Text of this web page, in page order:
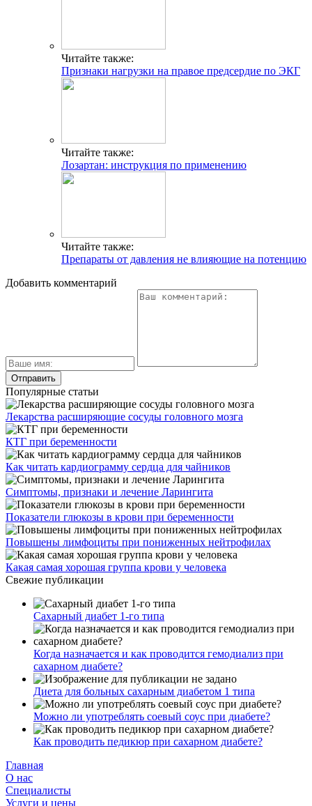
Читайте также:
Признаки нагрузки на правое предсердие по ЭКГ
Читайте также:
Лозартан: инструкция по применению
Читайте также:
Препараты от давления не влияющие на потенцию
Добавить комментарий
Популярные статьи
Лекарства расширяющие сосуды головного мозга
КТГ при беременности
Как читать кардиограмму сердца для чайников
Симптомы, признаки и лечение Ларингита
Показатели глюкозы в крови при беременности
Повышены лимфоциты при пониженных нейтрофилах
Какая самая хорошая группа крови у человека
Свежие публикации
Сахарный диабет 1-го типа
Когда назначается и как проводится гемодиализ при
сахарном диабете?
Диета для больных сахарным диабетом 1 типа
Можно ли употреблять соевый соус при диабете?
Как проводить педикюр при сахарном диабете?
Главная
О нас
Cпециалисты
Услуги и цены